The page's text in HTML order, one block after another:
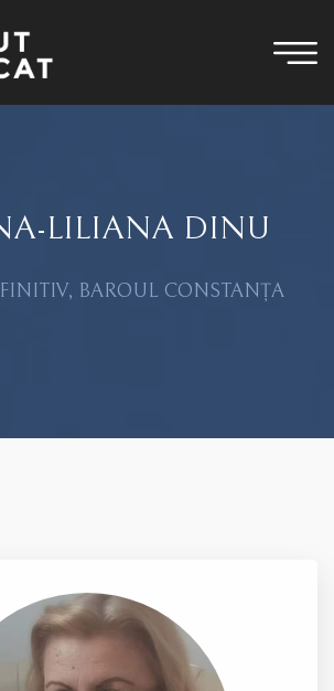
LILIANA DINU
BAROUL CONSTANȚA